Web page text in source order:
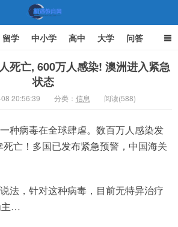
机遇教育网
留学 中小学 高中 大学 问答
死亡, 600万人感染! 澳洲进入紧急
状态
20:56:39 分类： 信息 阅读(588)
种病毒在全球肆虐。数百万人感染发
亡！多国已发布紧急预警，中国海关
法，针对这种病毒，目前无特异治疗
主…